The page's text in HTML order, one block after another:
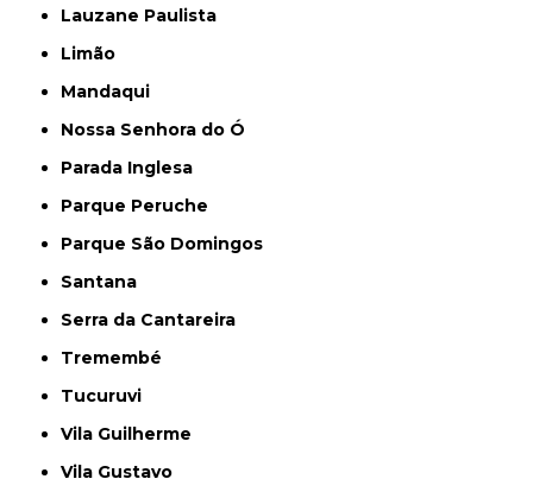
Lauzane Paulista
Limão
Mandaqui
Nossa Senhora do Ó
Parada Inglesa
Parque Peruche
Parque São Domingos
Santana
Serra da Cantareira
Tremembé
Tucuruvi
Vila Guilherme
Vila Gustavo